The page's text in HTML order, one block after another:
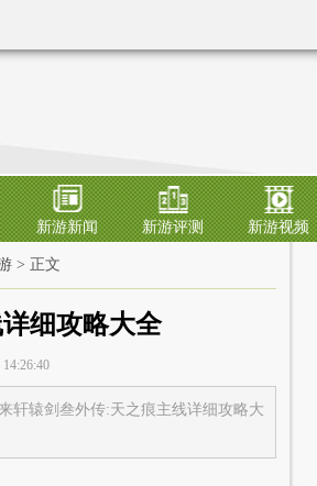
新游新闻 新游评测 新游视频
> 正文
细攻略大全
轩辕剑叁外传:天之痕主线详细攻略大